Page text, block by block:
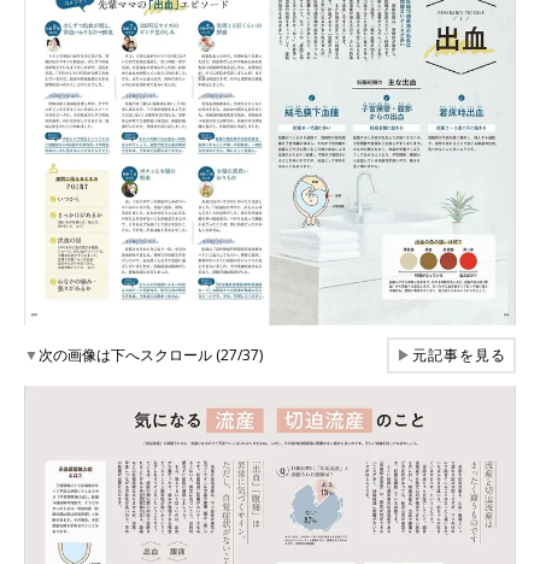
▼次の画像は下へスクロール (27/37) ▶元記事を見る